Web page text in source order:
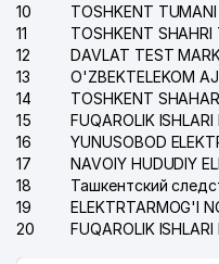
10
11
12
13
O'ZBEKTELEKOM AJ
14
15
16
17
18
19
20